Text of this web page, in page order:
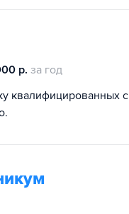
р. за год
квалифицированных